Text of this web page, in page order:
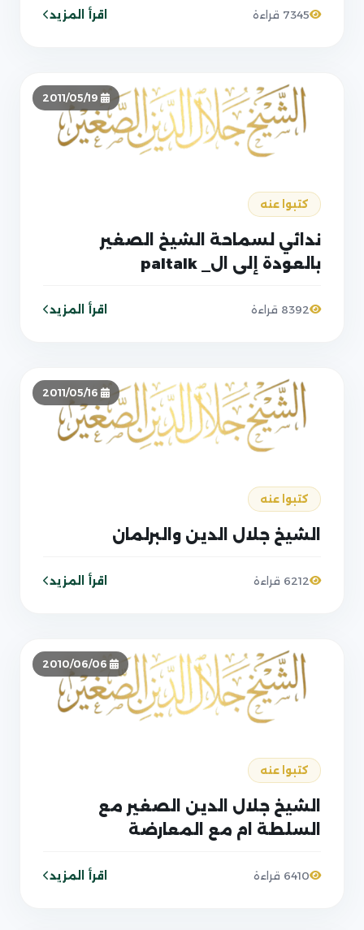
7345 قراءة اقرأ المزيد
كتبوا عنه
ندائي لسماحة الشيخ الصغير
بالعودة إلى ال_ paltalk
8392 قراءة اقرأ المزيد
كتبوا عنه
الشيخ جلال الدين والبرلمان
6212 قراءة اقرأ المزيد
كتبوا عنه
الشيخ جلال الدين الصغير مع
السلطة ام مع المعارضة
6410 قراءة اقرأ المزيد